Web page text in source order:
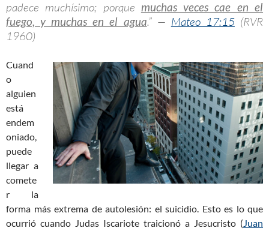
padece muchísimo; porque muchas veces cae en el
fuego, y muchas en el agua.” — Mateo 17:15(RVR
1960)
Cuand
o
alguien
está
endem
oniado,
puede
llegar a
comete
r la
forma más extrema de autolesión: el suicidio. Esto es lo que
ocurrió cuando Judas Iscariote traicionó a Jesucristo (Juan